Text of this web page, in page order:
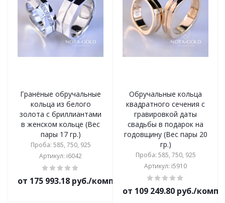
Гранёные обручальные
кольца из белого
золота с бриллиантами
в женском кольце (Вес
пары 17 гр.)
Проба: 585, 750, 925
Артикул: i6042
от 175 993.18 руб./комплект
Обручальные кольца
квадратного сечения с
гравировкой даты
свадьбы в подарок на
годовщину (Вес пары 20
гр.)
Проба: 585, 750, 925
Артикул: i5910
от 109 249.80 руб./